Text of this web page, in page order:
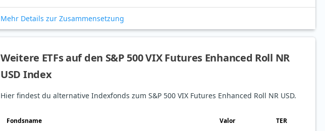
Mehr Details zur Zusammensetzung
Weitere ETFs auf den S&P 500 VIX Futures Enhanced Roll NR
USD Index
Hier findest du alternative Indexfonds zum S&P 500 VIX Futures Enhanced Roll NR USD.
Fonds­name Valor TER